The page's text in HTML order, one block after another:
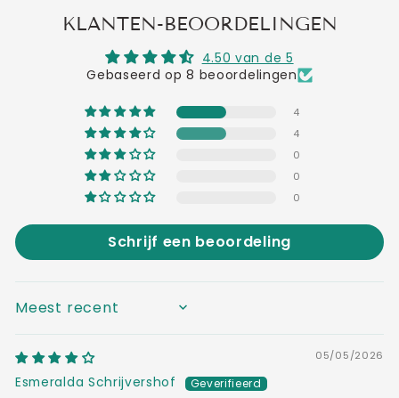
KLANTEN-BEOORDELINGEN
4.50 van de 5
Gebaseerd op 8 beoordelingen
4
4
0
0
0
Schrijf een beoordeling
SORT BY
05/05/2026
Esmeralda Schrijvershof